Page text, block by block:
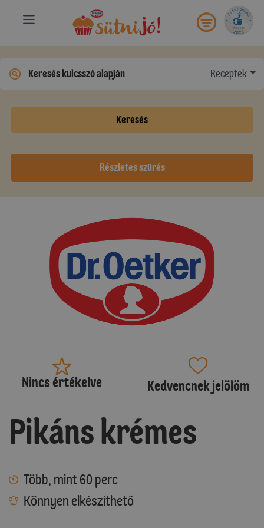
Receptek
Keresés
Részletes szűrés
Nincs értékelve Kedvencnek jelölöm
Pikáns krémes
Több, mint 60 perc
Könnyen elkészíthető